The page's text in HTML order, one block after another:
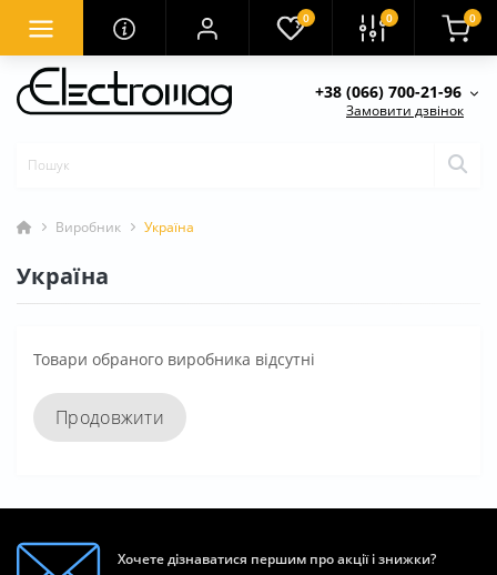
0 0 0
+38 (066) 700-21-96
Замовити дзвінок
Виробник Україна
Україна
Товари обраного виробника відсутні
Продовжити
Хочете дізнаватися першим про акції і знижки?